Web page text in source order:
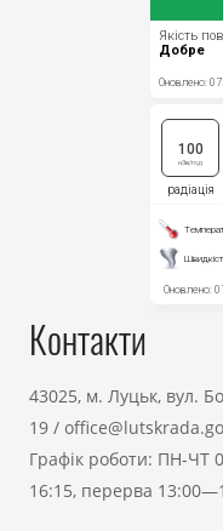
Контакти
43025, м. Луцьк, вул.
19 /
Графік роботи: ПН-
16:15, перерва